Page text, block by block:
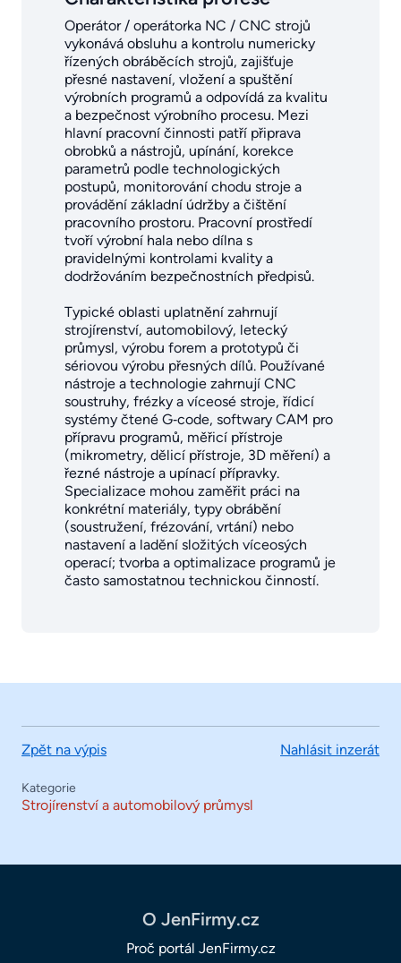
Operátor / operátorka NC / CNC strojů
vykonává obsluhu a kontrolu numericky
řízených obráběcích strojů, zajišťuje
přesné nastavení, vložení a spuštění
výrobních programů a odpovídá za kvalitu
a bezpečnost výrobního procesu. Mezi
hlavní pracovní činnosti patří připrava
obrobků a nástrojů, upínání, korekce
parametrů podle technologických
postupů, monitorování chodu stroje a
provádění základní údržby a čištění
pracovního prostoru. Pracovní prostředí
tvoří výrobní hala nebo dílna s
pravidelnými kontrolami kvality a
dodržováním bezpečnostních předpisů.
Typické oblasti uplatnění zahrnují
strojírenství, automobilový, letecký
průmysl, výrobu forem a prototypů či
sériovou výrobu přesných dílů. Používané
nástroje a technologie zahrnují CNC
soustruhy, frézky a víceosé stroje, řídicí
systémy čtené G‑code, softwary CAM pro
přípravu programů, měřicí přístroje
(mikrometry, dělicí přístroje, 3D měření) a
řezné nástroje a upínací přípravky.
Specializace mohou zaměřit práci na
konkrétní materiály, typy obrábění
(soustružení, frézování, vrtání) nebo
nastavení a ladění složitých víceosých
operací; tvorba a optimalizace programů je
často samostatnou technickou činností.
Zpět na výpis Nahlásit inzerát
Kategorie
Strojírenství a automobilový průmysl
O JenFirmy.cz
Proč portál JenFirmy.cz